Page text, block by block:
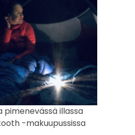
pimenevässä illassa
-makuupussissa